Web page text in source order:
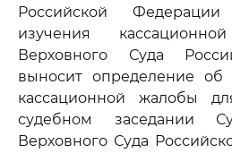
Российской
изучения
Верховного Суда
выносит определение об
кассационной жалобы
судебном заседании
Верховного Суда